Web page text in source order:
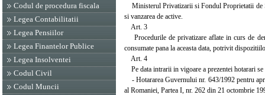
Codul de procedura fiscala
Legea Contabilitatii
Legea Pensiilor
Legea Finantelor Publice
Legea Insolventei
Codul Civil
Codul Muncii
Ministerul Privatizarii si Fondul Proprietatii de
si vanzarea de active.
Art. 3
Procedurile de privatizare aflate in curs de
consumate pana la aceasta data, potrivit
Art. 4
Pe data intrarii in vigoare a prezentei hotarari se
- Hotararea Guvernului nr. 643/1992 pentru
al Romaniei, Partea I, nr. 262 din 21 octombrie